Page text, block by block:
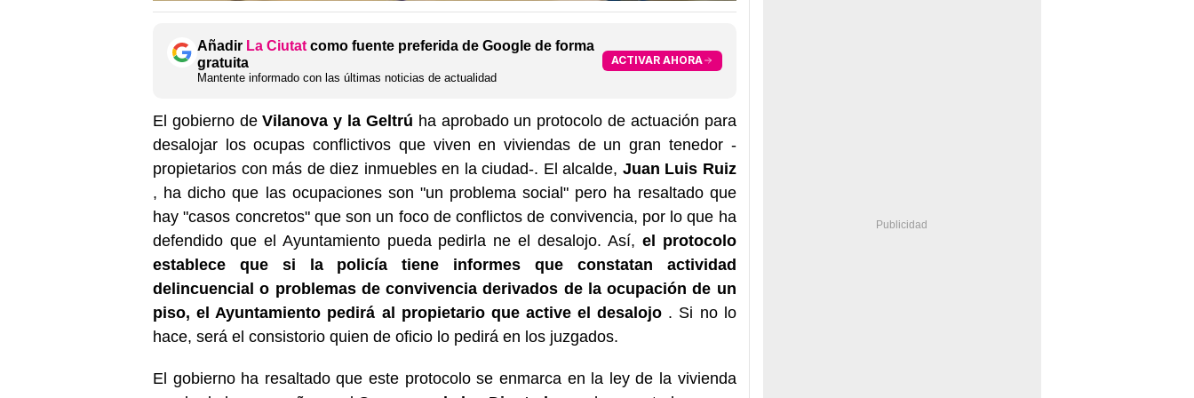
Añadir La Ciutat como fuente preferida de Google de forma
gratuita
Mantente informado con las últimas noticias de actualidad
ACTIVAR AHORA
El gobierno deVilanova y la Geltrú ha aprobado un protocolo de actuación para
desalojar los ocupas conflictivos que viven en viviendas de un gran tenedor -
propietarios con más de diez inmuebles en la ciudad-. El alcalde, Juan Luis Ruiz
, ha dicho que las ocupaciones son "un problema social" pero ha resaltado que
hay "casos concretos" que son un foco de conflictos de convivencia, por lo que ha
defendido que el Ayuntamiento pueda pedirla ne el desalojo. Así, el protocolo
establece que si la policía tiene informes que constatan actividad
delincuencial o problemas de convivencia derivados de la ocupación de un
piso, el Ayuntamiento pedirá al propietario que active el desalojo . Si no lo
hace, será el consistorio quien de oficio lo pedirá en los juzgados.
El gobierno ha resaltado que este protocolo se enmarca en la ley de la vivienda